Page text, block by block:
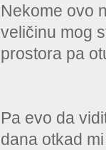
Nekome ovo
veličinu mog
prostora pa
Pa evo da
dana otkad